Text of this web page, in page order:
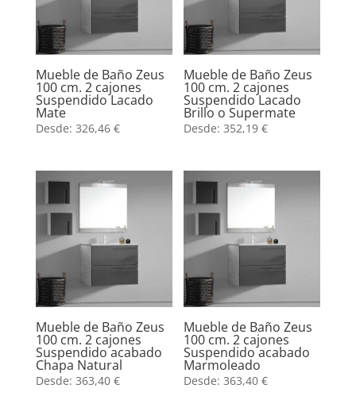
Mueble de Baño Zeus
100 cm. 2 cajones
Suspendido Lacado
Mate
Desde: 326,46 €
Mueble de Baño Zeus
100 cm. 2 cajones
Suspendido Lacado
Brillo o Supermate
Desde:352,19€
Mueble de Baño Zeus
100 cm. 2 cajones
Suspendido acabado
Chapa Natural
Desde: 363,40 €
Mueble de Baño Zeus
100 cm. 2 cajones
Suspendido acabado
Marmoleado
Desde:363,40€